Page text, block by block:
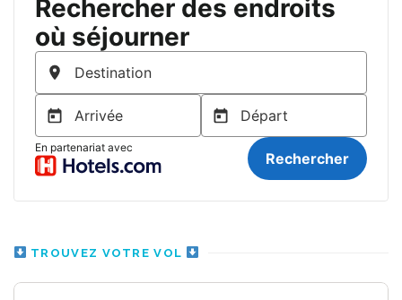
TROUVEZ VOTRE VOL